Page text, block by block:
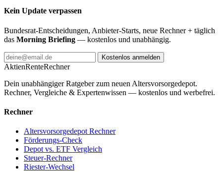
Kein Update verpassen
Bundesrat-Entscheidungen, Anbieter-Starts, neue Rechner + täglich
das Morning Briefing — kostenlos und unabhängig.
Kostenlos anmelden
AktienRenteRechner
Dein unabhängiger Ratgeber zum neuen Altersvorsorgedepot.
Rechner, Vergleiche & Expertenwissen — kostenlos und werbefrei.
Rechner
Altersvorsorgedepot Rechner
Förderungs-Check
Depot vs. ETF Vergleich
Steuer-Rechner
Riester-Wechsel